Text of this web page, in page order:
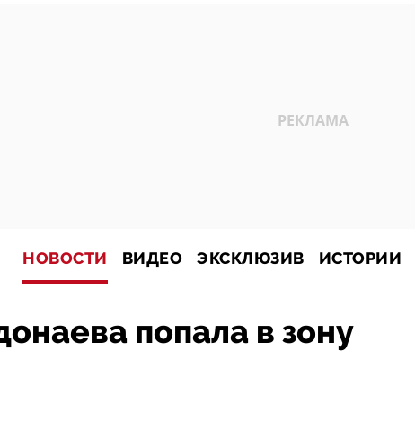
НОВОСТИ ВИДЕО ЭКСКЛЮЗИВ ИСТОРИИ
попала в зону